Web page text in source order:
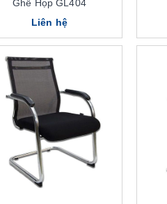
Ghế Họp GL404
Liên hệ